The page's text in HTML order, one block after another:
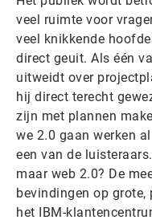
veel ruimte voor
veel knikkende
direct geuit. Als één
uitweidt over
hij direct terecht
zijn met plannen
we 2.0 gaan werken
een van de
maar web 2.0? De
bevindingen op grote,
het IBM-